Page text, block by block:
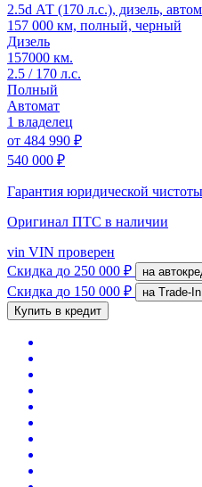
2.5d АТ (170 л.с.), дизель,
157 000 км, полный, черный
Дизель
157000 км.
2.5 / 170 л.с.
Полный
Автомат
1 владелец
от 484 990 ₽
540 000 ₽
Гарантия юридической чистоты
Оригинал ПТС в наличии
vin VIN проверен
Скидка до 250 000 ₽ на
Скидка до 150 000 ₽
на Trade-In
Купить в кредит